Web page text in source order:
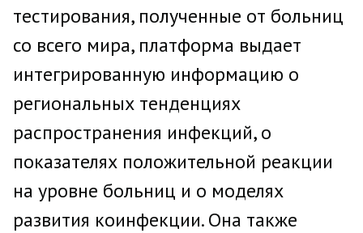
тестирования, полученные от больниц
со всего мира, платформа выдает
интегрированную информацию о
региональных тенденциях
распространения инфекций, о
показателях положительной реакции
на уровне больниц и о моделях
развития коинфекции. Она также